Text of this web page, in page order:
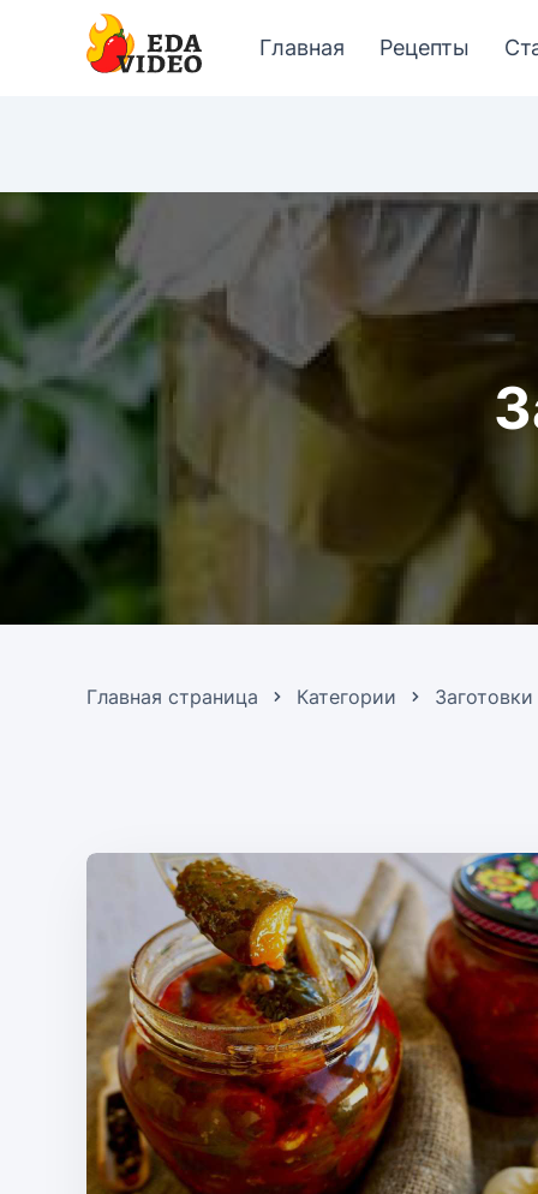
Главная Рецепты
Главная страница Категории